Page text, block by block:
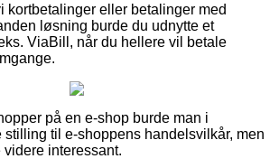
kortbetalinger eller betalinger med
løsning burde du udnytte et
ViaBill, når du hellere vil betale
på en e-shop burde man i
til e-shoppens handelsvilkår, men
interessant.